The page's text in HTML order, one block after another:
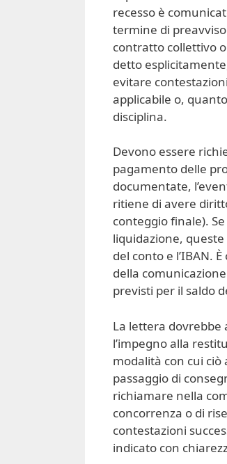
recesso è
termine di
contratto collettivo
detto
evitare
applicabile o,
disciplina.
Devono essere
pagamento delle
documentate,
ritiene di avere
conteggio finale).
liquidazione,
del conto e l’IBAN.
della
previsti per il saldo
La lettera
l’impegno alla
modalità con cui
passaggio di
richiamare nella
concorrenza o di
contestazioni
indicato con